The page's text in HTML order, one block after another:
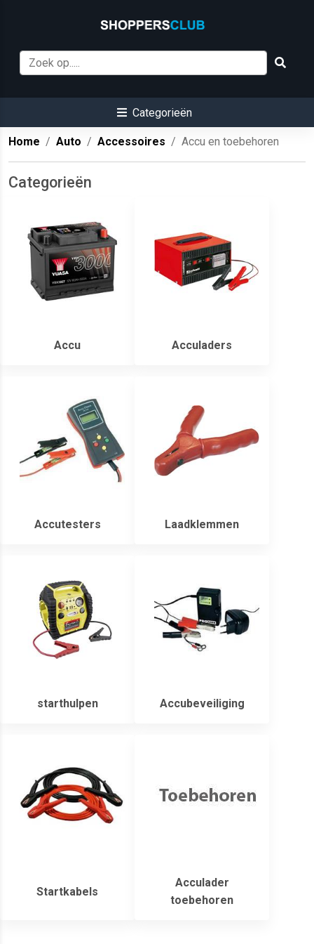
Categorieën
Home Auto Accessoires Accu en toebehoren
Categorieën
Accu Acculaders
Accutesters Laadklemmen
starthulpen Accubeveiliging
Startkabels
Acculader
toebehoren